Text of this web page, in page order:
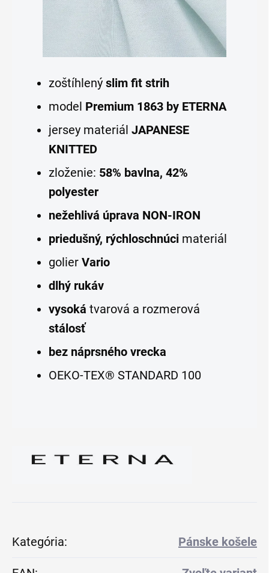
zoštíhlený slim fit strih
model Premium 1863 by ETERNA
jersey materiál JAPANESE
KNITTED
zloženie: 58% bavlna, 42%
polyester
nežehlivá úprava NON-IRON
priedušný, rýchloschnúci materiál
golier Vario
dlhý rukáv
vysoká tvarová a rozmerová
stálosť
bez náprsného vrecka
OEKO-TEX® STANDARD 100
Kategória: Pánske košele